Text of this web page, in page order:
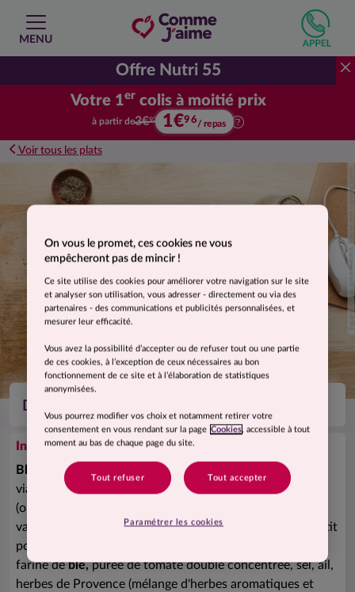
MENU
Offre Nutri 55
Votre 1er colis à moitié prix
Votre premier colis à moitié prix.
à partir de3€92 1€96/ repas
Voir tous les plats
Suggestion de présentation. Photo non contractuelle.
Dinde aux champignons et son blé
Ingrédients
Blé
dur précuit 48% (eau, blé
dur, huile de colza, sel),
viande de dinde traitée en salaison 21% (viande de dinde
(origine France), eau, sel), eau, légumes en quantités
variables 12% (carotte, champignon de Paris, oignon, petit
pois), oignon, amidon de maïs, échalote, fond de volaille,
farine deblé,purée de tomate double concentrée, sel, ail,
herbes de Provence (mélange d'herbes aromatiques et
On vous le promet, ces cookies ne vous
empêcheront pas de mincir !
Ce site utilise des cookies pour améliorer votre navigation sur le site
et analyser son utilisation, vous adresser - directement ou via des
partenaires - des communications et publicités personnalisées, et
mesurer leur efficacité.
Vous avez la possibilité d’accepter ou de refuser tout ou une partie
de ces cookies, à l’exception de ceux nécessaires au bon
fonctionnement de ce site et à l’élaboration de statistiques
anonymisées.
Vous pourrez modifier vos choix et notamment retirer votre
consentement en vous rendant sur la page Cookies, accessible à tout
moment au bas de chaque page du site.
Tout refuser Tout accepter
Paramétrer les cookies